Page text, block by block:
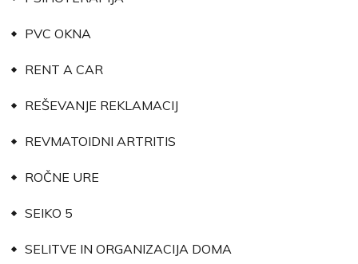
PVC OKNA
RENT A CAR
REŠEVANJE REKLAMACIJ
REVMATOIDNI ARTRITIS
ROČNE URE
SEIKO 5
SELITVE IN ORGANIZACIJA DOMA